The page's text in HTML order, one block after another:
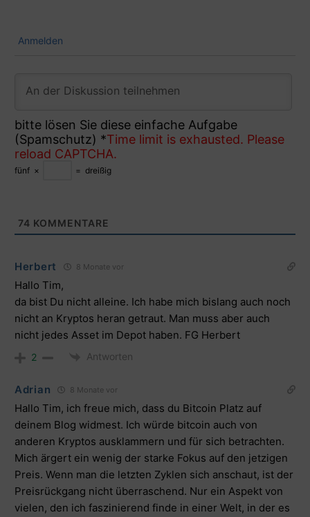
Anmelden
bitte lösen Sie diese einfache Aufgabe
(Spamschutz) *Time limit is exhausted. Please
reload CAPTCHA.
fünf × = dreißig
74 KOMMENTARE
Herbert 8 Monate vor
Hallo Tim,
da bist Du nicht alleine. Ich habe mich bislang auch noch
nicht an Kryptos heran getraut. Man muss aber auch
nicht jedes Asset im Depot haben. FG Herbert
2 Antworten
Adrian 8 Monate vor
Hallo Tim, ich freue mich, dass du Bitcoin Platz auf
deinem Blog widmest. Ich würde bitcoin auch von
anderen Kryptos ausklammern und für sich betrachten.
Mich ärgert ein wenig der starke Fokus auf den jetzigen
Preis. Wenn man die letzten Zyklen sich anschaut, ist der
Preisrückgang nicht überraschend. Nur ein Aspekt von
vielen, den ich faszinierend finde in einer Welt, in der es